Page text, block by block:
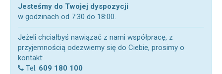
Jesteśmy do Twojej dyspozycji
w godzinach od 7:30 do 18:00.
Jeżeli chciałbyś nawiązać z nami współpracę, z
przyjemnością odezwiemy się do Ciebie, prosimy o
kontakt:
Tel. 609 180 100